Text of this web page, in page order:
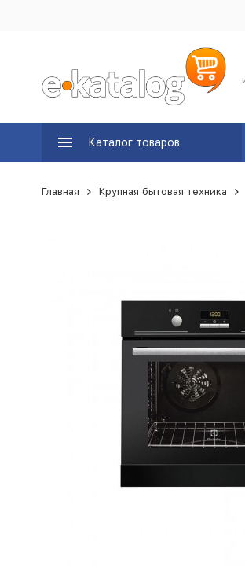
Каталог товаров
Главная Крупная бытовая техника